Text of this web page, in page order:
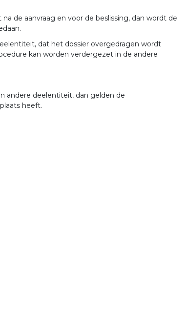
de aanvraag en voor de beslissing, dan wordt de
dat het dossier overgedragen wordt
kan worden verdergezet in de andere
andere deelentiteit, dan gelden de
heeft.